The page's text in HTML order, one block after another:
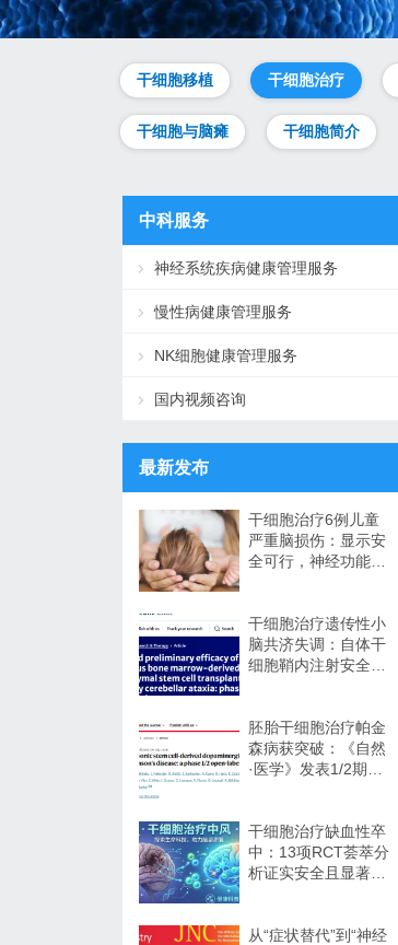
干细胞移植 干细胞治疗
干细胞与脑瘫 干细胞简介
中科服务
神经系统疾病健康管理服务
慢性病健康管理服务
NK细胞健康管理服务
国内视频咨询
最新发布
干细胞治疗6例儿童
严重脑损伤：显示安
全可行，神经功能改
干细胞治疗遗传性小
脑共济失调：自体干
细胞鞘内注射安全性
胚胎干细胞治疗帕金
森病获突破：《自然
·医学》发表1/2期临
干细胞治疗缺血性卒
中：13项RCT荟萃分
析证实安全且显著改
从“症状替代”到“神经